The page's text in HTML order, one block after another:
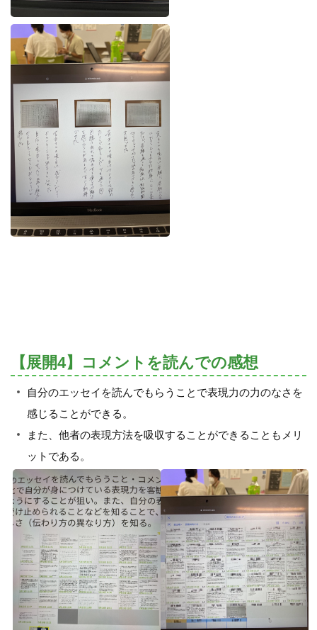
【展開4】コメントを読んでの感想
自分のエッセイを読んでもらうことで表現力の力のなさを
感じることができる。
また、他者の表現方法を吸収することができることもメリ
ットである。